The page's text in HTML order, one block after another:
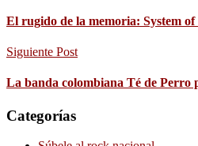
El rugido de la memoria: System
Siguiente Post
La banda colombiana Té de Perro
Categorías